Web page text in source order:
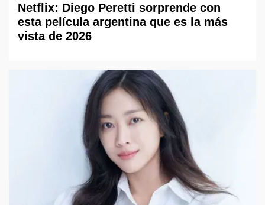
Netflix: Diego Peretti sorprende con
esta película argentina que es la más
vista de 2026